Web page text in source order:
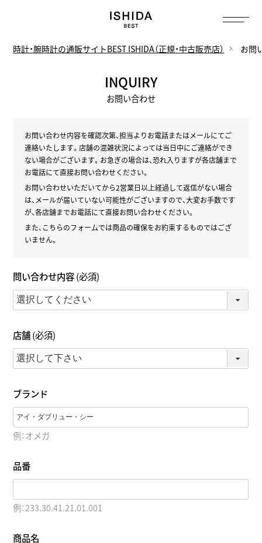
時計・腕時計の通販サイトBEST ISHIDA（正規・中古販売店） お問
INQUIRY
お問い合わせ
お問い合わせ内容を確認次第、担当よりお電話またはメールにてご
連絡いたします。店舗の混雑状況によっては当日中にご連絡ができ
ない場合がございます。 お急ぎの場合は、恐れ入りますが各店舗まで
お電話にて直接お問い合わせください。
お問い合わせいただいてから2営業日以上経過して返信がない場合
は、メールが届いていない可能性がございますので、大変お手数です
が、各店舗までお電話にて直接お問い合わせください。
また、こちらのフォームでは商品の確保をお約束するものではござ
いません。
問い合わせ内容(必須)
店舗(必須)
ブランド
例：オメガ
品番
例：233.30.41.21.01.001
商品名
へ